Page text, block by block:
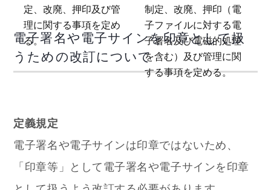
定、改廃、押印及び管
理に関する事項を定め
る。
制定、改廃、押印（電
子ファイルに対する電
子署名及び電磁的処理
を含む）及び管理に関
する事項を定める。
電子署名や電子サインを印章として扱
うための改訂について
定義規定
電子署名や電子サインは印章ではないため、
「印章等」として電子署名や電子サインを印章